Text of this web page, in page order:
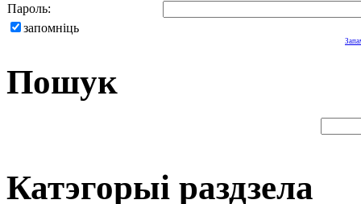
Пароль:
запомніць
Пошук
Катэгорыі раздзела